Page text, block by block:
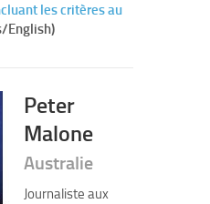
les critères au
English)
Peter
Malone
Australie
Journaliste aux